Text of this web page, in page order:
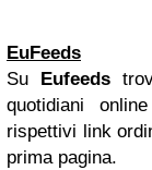
EuFeeds
Su
Eufeeds
quotidiani
rispettivi link
prima pagina.